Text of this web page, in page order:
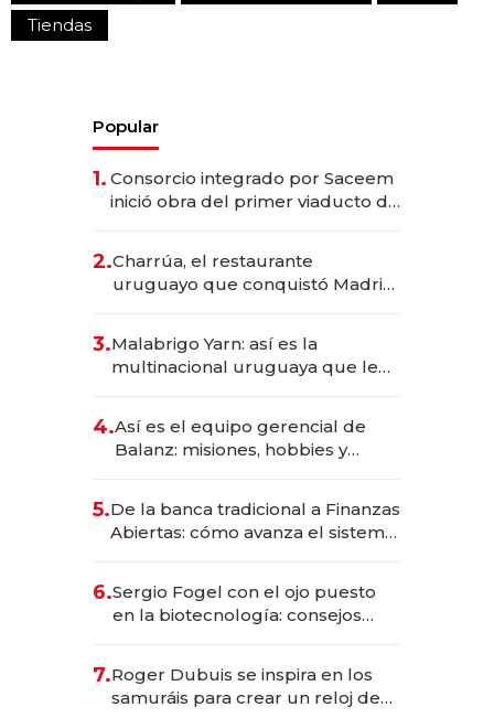
Tiendas
Popular
1. Consorcio integrado por Saceem
inició obra del primer viaducto de
millones
2.Charrúa, el restaurante
uruguayo que conquistó Madrid:
anticipación y prepara apertura
3.Malabrigo Yarn: así es la
multinacional uruguaya que le
4.Así es el equipo gerencial de
Balanz: misiones, hobbies y
5.De la banca tradicional a Finanzas
Abiertas: cómo avanza el sistema
6.Sergio Fogel con el ojo puesto
en la biotecnología: consejos
rol de la IA
7.Roger Dubuis se inspira en los
samuráis para crear un reloj de